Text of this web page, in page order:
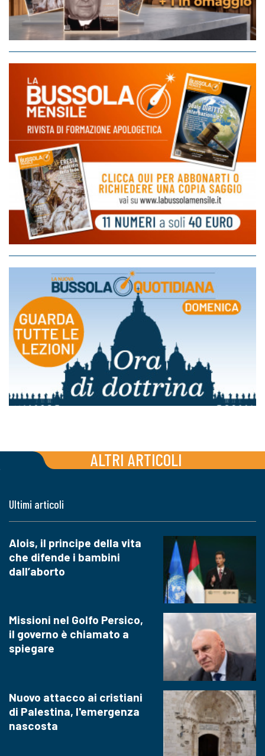
ALTRI ARTICOLI
Ultimi articoli
Alois, il principe della vita
che difende i bambini
dall’aborto
Missioni nel Golfo Persico,
il governo è chiamato a
spiegare
Nuovo attacco ai cristiani
di Palestina, l'emergenza
nascosta